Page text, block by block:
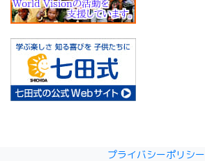
プライバシーポリシー